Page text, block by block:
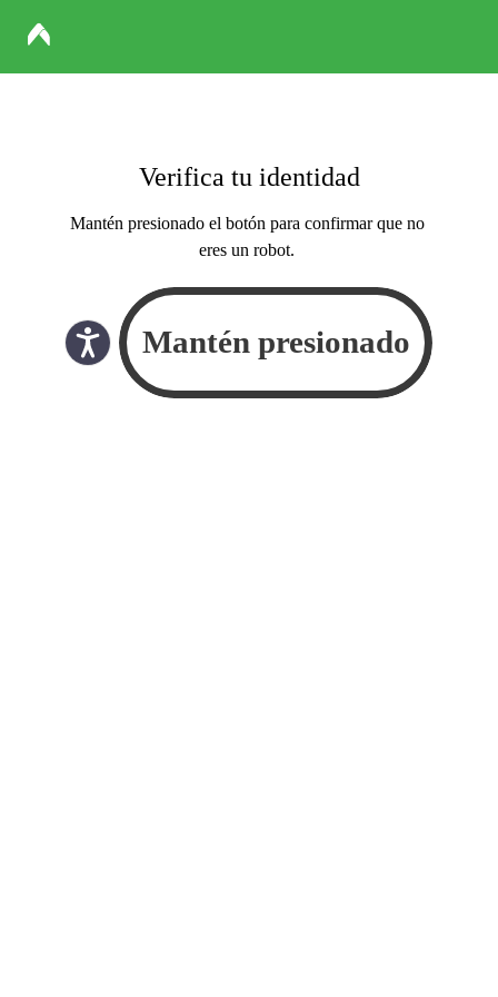
Verifica tu identidad
Mantén presionado el botón para confirmar que no
eres un robot.